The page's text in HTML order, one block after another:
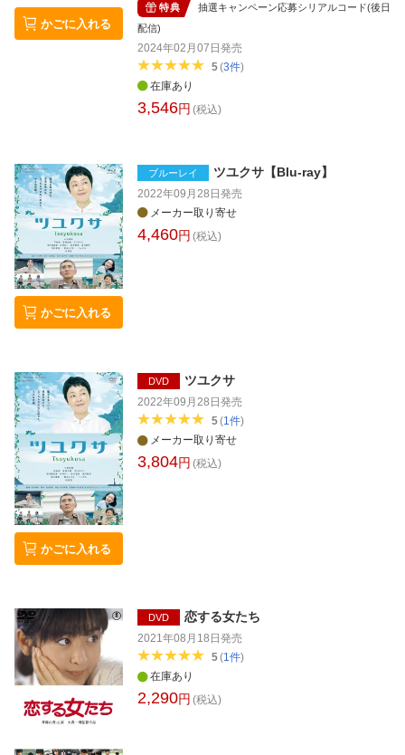
かごに入れる
特典
抽選キャンペーン応募シリアルコード(後日
配信)
2024年02月07日発売
5(3件)
在庫あり
3,546円 (税込)
かごに入れる
ブルーレイ ツユクサ【Blu-ray】
2022年09月28日発売
メーカー取り寄せ
4,460円 (税込)
かごに入れる
DVD ツユクサ
2022年09月28日 発売
5(1件)
メーカー取り寄せ
3,804円 (税込)
DVD 恋する女たち
2021年08月18日 発売
5(1件)
在庫あり
2,290円 (税込)